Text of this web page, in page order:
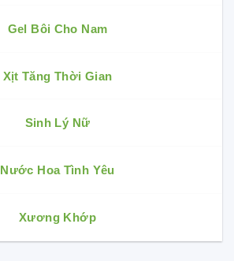
Gel Bôi Cho Nam
Xịt Tăng Thời Gian
Sinh Lý Nữ
Nước Hoa Tình Yêu
Xương Khớp